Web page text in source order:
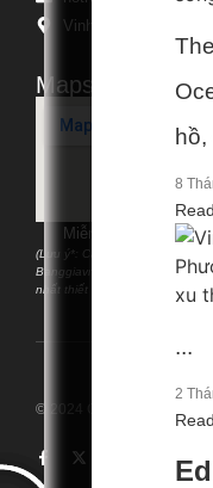
8
...
2
Vinhomes Ocean
Maps
Miễn Trừ Trách
(Lưu ý*: Các phân tích, thông
Banggiavn.com chỉ phản ánh
nhất thiết đại diện cho quan
© 2024 Created with